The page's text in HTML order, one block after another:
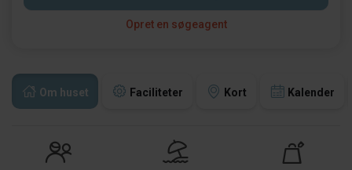
Om huset Faciliteter Kort Kalender
Opret en søgeagent